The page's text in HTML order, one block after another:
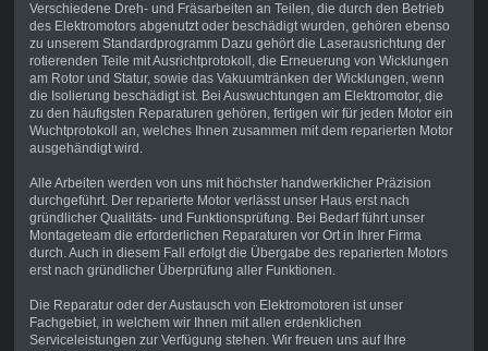
Verschiedene Dreh- und Fräsarbeiten an Teilen, die durch den Betrieb
des Elektromotors abgenutzt oder beschädigt wurden, gehören ebenso
zu unserem Standardprogramm Dazu gehört die Laserausrichtung der
rotierenden Teile mit Ausrichtprotokoll, die Erneuerung von Wicklungen
am Rotor und Statur, sowie das Vakuumtränken der Wicklungen, wenn
die Isolierung beschädigt ist. Bei Auswuchtungen am Elektromotor, die
zu den häufigsten Reparaturen gehören, fertigen wir für jeden Motor ein
Wuchtprotokoll an, welches Ihnen zusammen mit dem reparierten Motor
ausgehändigt wird.
Alle Arbeiten werden von uns mit höchster handwerklicher Präzision
durchgeführt. Der reparierte Motor verlässt unser Haus erst nach
gründlicher Qualitäts- und Funktionsprüfung. Bei Bedarf führt unser
Montageteam die erforderlichen Reparaturen vor Ort in Ihrer Firma
durch. Auch in diesem Fall erfolgt die Übergabe des reparierten Motors
erst nach gründlicher Überprüfung aller Funktionen.
Die Reparatur oder der Austausch von Elektromotoren ist unser
Fachgebiet, in welchem wir Ihnen mit allen erdenklichen
Serviceleistungen zur Verfügung stehen. Wir freuen uns auf Ihre